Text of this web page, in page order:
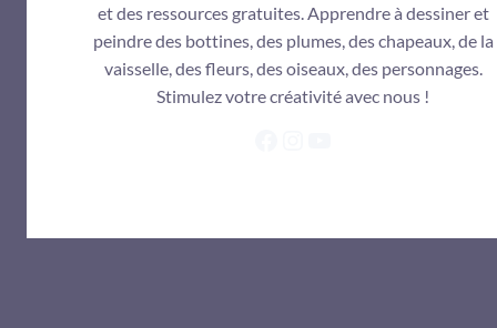
et des ressources gratuites. Apprendre à dessiner et
peindre des bottines, des plumes, des chapeaux, de la
vaisselle, des fleurs, des oiseaux, des personnages.
Stimulez votre créativité avec nous !